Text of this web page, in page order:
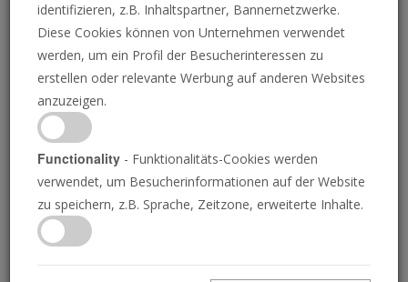
EZEKIEL MALONE • 22.05.2026
in türkisches Gericht erklärte den Parteitag von
2023, auf dem Özgur Özel gewählt wurde, für
unrechtmäßig, was dazu führte, dass Kemal
Kilicdaroğlu, der 2023 gegen den türkischen
Präsidenten Tayyip Erdoğan verlor, neuer
Parteivorsitzender wurde. Dies festigt Erdoğans Ein-
Mann-Herrschaft über die Türkei weiter, ein Trend, der
für die biblische Endzeitprophetie von Bedeutung ist.
identifizieren, z.B. Inhaltspartner, Bannernetzwerke.
Diese Cookies können von Unternehmen verwendet
werden, um ein Profil der Besucherinteressen zu
erstellen oder relevante Werbung auf anderen Websites
anzuzeigen.
Functionality - Funktionalitäts-Cookies werden
verwendet, um Besucherinformationen auf der Website
zu speichern, z.B. Sprache, Zeitzone, erweiterte Inhalte.